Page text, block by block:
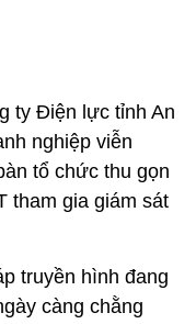
ty Điện lực tỉnh An
nghiệp viễn
tổ chức thu gọn
tham gia giám sát
truyền hình đang
càng chằng